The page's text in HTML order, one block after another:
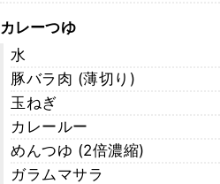
カレーつゆ
水
豚バラ肉 (薄切り)
玉ねぎ
カレールー
めんつゆ (2倍濃縮)
ガラムマサラ